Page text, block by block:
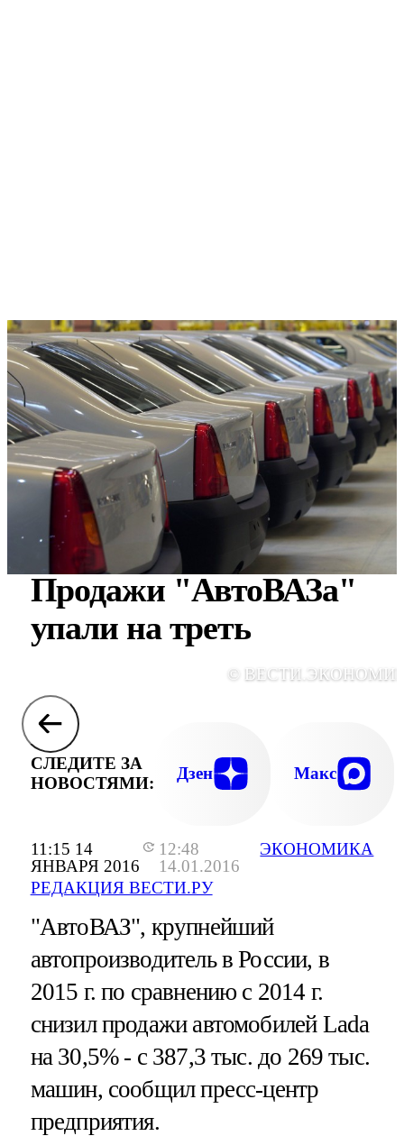
11:15 14
ЯНВАРЯ 2016
12:48
14.01.2016
РЕДАКЦИЯ ВЕСТИ.РУ
ЭКОНОМИКА
Продажи "АвтоВАЗа"
упали на треть
©
СЛЕДИТЕ ЗА
НОВОСТЯМИ:
Дзен Макс
"АвтоВАЗ", крупнейший
автопроизводитель в России, в
2015 г. по сравнению с 2014 г.
снизил продажи автомобилей Lada
на 30,5% - с 387,3 тыс. до 269 тыс.
машин, сообщил пресс-центр
предприятия.